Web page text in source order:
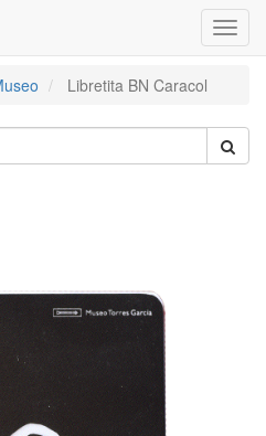
Libretita BN Caracol